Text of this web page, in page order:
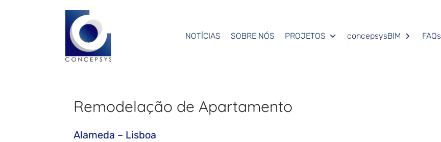
NOTÍCIAS SOBRE NÓS PROJETOS concepsysBIM FAQs
Remodelação de Apartamento
Alameda – Lisboa